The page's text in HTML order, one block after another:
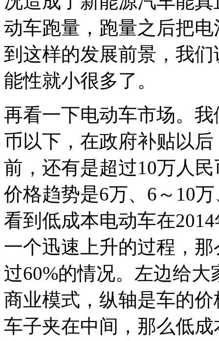
动车跑量，跑量之后把
到这样的发展前景，我
能性就小很多了。
再看一下电动车市场。
币以下，在政府补贴以
前，还有是超过10万人
价格趋势是6万、6～10
看到低成本电动车在
一个迅速上升的过程，
过60%的情况。左边给
商业模式，纵轴是车的
车子夹在中间，那么低